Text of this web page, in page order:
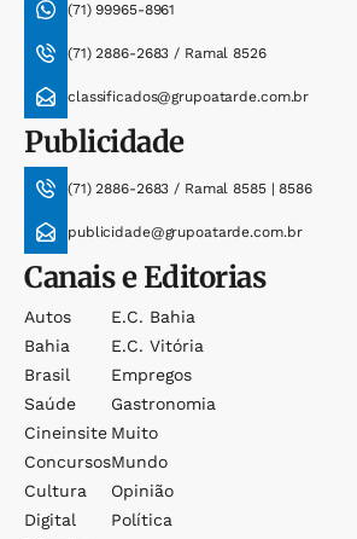
(71) 99965-8961
(71) 2886-2683 / Ramal 8526
classificados@grupoatarde.com.br
Publicidade
(71) 2886-2683 / Ramal 8585 | 8586
publicidade@grupoatarde.com.br
Canais e Editorias
Autos
Bahia
Brasil
Saúde
Cineinsite
Concursos
Cultura
Digital
E.c. Bahia
E.c. Vitória
Empregos
Gastronomia
Muito
Mundo
Opinião
Política